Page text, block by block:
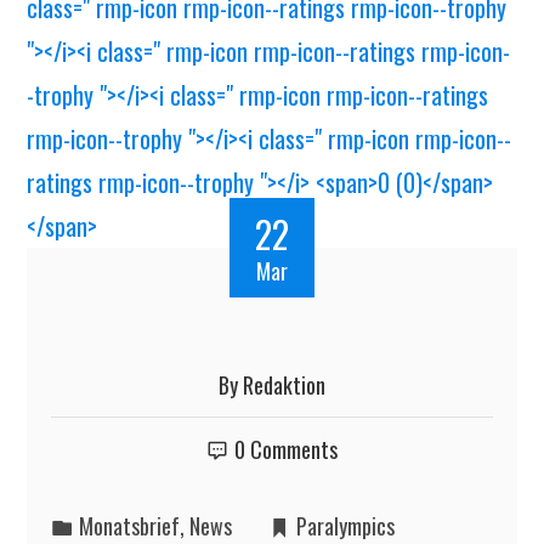
22
Mar
ByRedaktion
0 Comments
Monatsbrief, News Paralympics